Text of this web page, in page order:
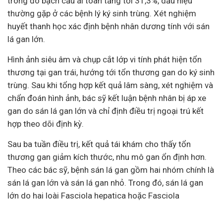
thường gặp ở các bệnh lý ký sinh trùng. Xét nghiệm
huyết thanh học xác định bệnh nhân dương tính với sán
lá gan lớn.
Hình ảnh siêu âm và chụp cắt lớp vi tính phát hiện tổn
thương tại gan trái, hướng tới tổn thương gan do ký sinh
trùng. Sau khi tổng hợp kết quả lâm sàng, xét nghiệm và
chẩn đoán hình ảnh, bác sỹ kết luận bệnh nhân bị áp xe
gan do sán lá gan lớn và chỉ định điều trị ngoại trú kết
hợp theo dõi định kỳ.
Sau ba tuần điều trị, kết quả tái khám cho thấy tổn
thương gan giảm kích thước, nhu mô gan ổn định hơn.
Theo các bác sỹ, bệnh sán lá gan gồm hai nhóm chính là
sán lá gan lớn và sán lá gan nhỏ. Trong đó, sán lá gan
lớn do hai loài Fasciola hepatica hoặc Fasciola